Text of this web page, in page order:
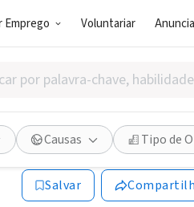
Emprego Voluntariar
Causas Tipo de
RSVP
FREDERICKTOWN, PA
Salvar